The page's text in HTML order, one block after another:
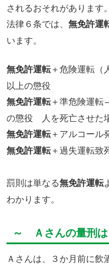
されるおそれがあります。
法律６条では、無免許運
います。
無免許運転＋危険運転（
以上の懲役
無免許運転＋準危険運転
の懲役 人を死亡させた
無免許運転＋アルコール
無免許運転＋過失運転致
罰則は単なる無免許運転
わかります。
～ Ａさんの量刑
Ａさんは、３か月前に飲